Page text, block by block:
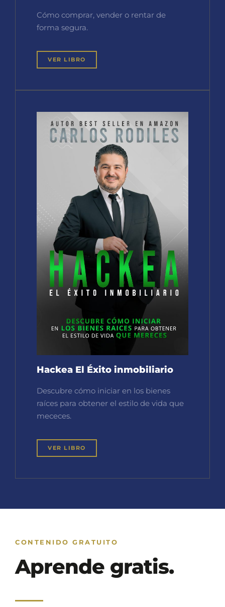
Cómo comprar, vender o rentar de
forma segura.
VER LIBRO
Hackea El Éxito inmobiliario
Descubre cómo iniciar en los bienes
raíces para obtener el estilo de vida que
mececes.
VER LIBRO
CONTENIDO GRATUITO
Aprende gratis.